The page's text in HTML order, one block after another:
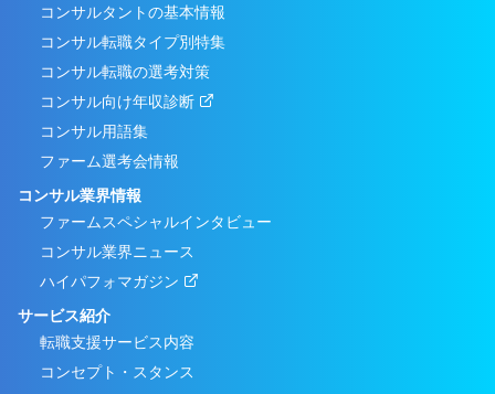
コンサルタントの基本情報
コンサル転職タイプ別特集
コンサル転職の選考対策
コンサル向け年収診断
コンサル用語集
ファーム選考会情報
コンサル業界情報
ファームスペシャルインタビュー
コンサル業界ニュース
ハイパフォマガジン
サービス紹介
転職支援サービス内容
コンセプト・スタンス